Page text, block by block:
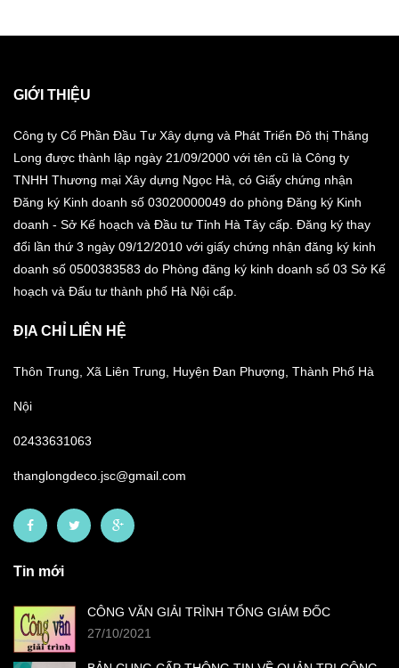
GIỚI THIỆU
Công ty Cổ Phần Đầu Tư Xây dựng và Phát Triển Đô thị Thăng
Long được thành lập ngày 21/09/2000 với tên cũ là Công ty
TNHH Thương mại Xây dựng Ngọc Hà, có Giấy chứng nhận
Đăng ký Kinh doanh số 03020000049 do phòng Đăng ký Kinh
doanh - Sở Kế hoạch và Đầu tư Tỉnh Hà Tây cấp. Đăng ký thay
đổi lần thứ 3 ngày 09/12/2010 với giấy chứng nhận đăng ký kinh
doanh số 0500383583 do Phòng đăng ký kinh doanh số 03 Sở Kế
hoạch và Đấu tư thành phố Hà Nội cấp.
ĐỊA CHỈ LIÊN HỆ
Thôn Trung, Xã Liên Trung, Huyện Đan Phượng, Thành Phố Hà
Nội
02433631063
thanglongdeco.jsc@gmail.com
Tin mới
CÔNG VĂN GIẢI TRÌNH TỔNG GIÁM ĐỐC
27/10/2021